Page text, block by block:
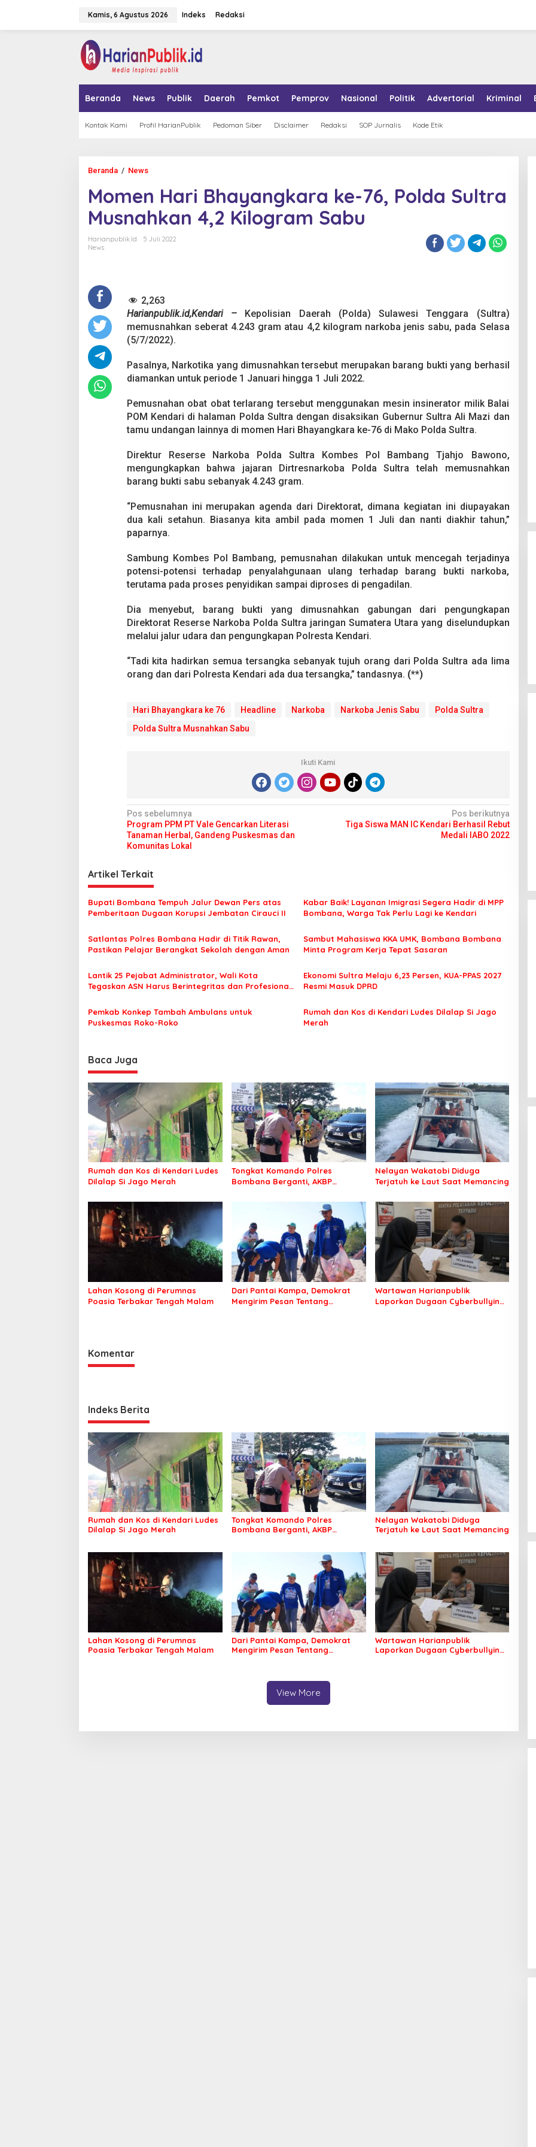
Kamis, 6 Agustus 2026 Indeks Redaksi
Beranda News Publik Daerah Pemkot Pemprov Nasional Politik Advertorial Kriminal
Kontak Kami Profil HarianPublik Pedoman Siber Disclaimer Redaksi SOP Jurnalis Kode Etik
Beranda / News
m
e
n
H
a
y
a
g
k
a
-
7
6
P
l
d
S
u
t
a
M
u
a
h
k
,
i
o
b
u
Momen Hari Bhayangkara ke-76, Polda Sultra
Musnahkan 4,2 Kilogram Sabu
Harianpublik.id
5 Juli 2022
News
2,263
Harianpublik.id,Kendari –
Kepolisian Daerah (Polda) Sulawesi Tenggara (Sultra)
memusnahkan seberat 4.243 gram atau 4,2 kilogram narkoba jenis sabu, pada Selasa
(5/7/2022).
Pasalnya, Narkotika yang dimusnahkan tersebut merupakan barang bukti yang berhasil
diamankan untuk periode 1 Januari hingga 1 Juli 2022.
Pemusnahan obat obat terlarang tersebut menggunakan mesin insinerator milik Balai
POM Kendari di halaman Polda Sultra dengan disaksikan Gubernur Sultra Ali Mazi dan
tamu undangan lainnya di momen Hari Bhayangkara ke-76 di Mako Polda Sultra.
Direktur Reserse Narkoba Polda Sultra Kombes Pol Bambang Tjahjo Bawono,
mengungkapkan bahwa jajaran Dirtresnarkoba Polda Sultra telah memusnahkan
barang bukti sabu sebanyak 4.243 gram.
“Pemusnahan ini merupakan agenda dari Direktorat, dimana kegiatan ini diupayakan
dua kali setahun. Biasanya kita ambil pada momen 1 Juli dan nanti diakhir tahun,”
paparnya.
Sambung Kombes Pol Bambang, pemusnahan dilakukan untuk mencegah terjadinya
potensi-potensi terhadap penyalahgunaan ulang terhadap barang bukti narkoba,
terutama pada proses penyidikan sampai diproses di pengadilan.
Dia menyebut, barang bukti yang dimusnahkan gabungan dari pengungkapan
Direktorat Reserse Narkoba Polda Sultra jaringan Sumatera Utara yang diselundupkan
melalui jalur udara dan pengungkapan Polresta Kendari.
“Tadi kita hadirkan semua tersangka sebanyak tujuh orang dari Polda Sultra ada lima
orang dan dari Polresta Kendari ada dua tersangka,” tandasnya. (**)
Hari Bhayangkara ke 76 Headline Narkoba Narkoba Jenis Sabu
Polda Sultra
Polda Sultra Musnahkan Sabu
Ikuti Kami
N
a
v
i
g
a
s
i
p
s
Pos sebelumnya
Program PPM PT Vale Gencarkan Literasi
Tanaman Herbal, Gandeng Puskesmas dan
Komunitas Lokal
Pos berikutnya
Tiga Siswa MAN IC Kendari Berhasil Rebut
Medali IABO 2022
Artikel Terkait
Bupati Bombana Tempuh Jalur Dewan Pers atas
Pemberitaan Dugaan Korupsi Jembatan Cirauci II
Kabar Baik! Layanan Imigrasi Segera Hadir di MPP
Bombana, Warga Tak Perlu Lagi ke Kendari
Satlantas Polres Bombana Hadir di Titik Rawan,
Pastikan Pelajar Berangkat Sekolah dengan Aman
Sambut Mahasiswa KKA UMK, Bombana Bombana
Minta Program Kerja Tepat Sasaran
Lantik 25 Pejabat Administrator, Wali Kota
Tegaskan ASN Harus Berintegritas dan Profesional
Ekonomi Sultra Melaju 6,23 Persen, KUA-PPAS 2027
Resmi Masuk DPRD
Pemkab Konkep Tambah Ambulans untuk
Puskesmas Roko-Roko
Rumah dan Kos di Kendari Ludes Dilalap Si Jago
Merah
Baca Juga
Rumah dan Kos di Kendari Ludes
Dilalap Si Jago Merah
Tongkat Komando Polres
Bombana Berganti, AKBP
Kepolisian Bombana
Nelayan Wakatobi Diduga
Terjatuh ke Laut Saat Memancing
Lahan Kosong di Perumnas
Poasia Terbakar Tengah Malam
Dari Pantai Kampa, Demokrat
Mengirim Pesan Tentang
Wartawan Harianpublik
Laporkan Dugaan Cyberbullying
Komentar
Indeks Berita
Rumah dan Kos di Kendari Ludes
Dilalap Si Jago Merah
Tongkat Komando Polres
Bombana Berganti, AKBP
Nelayan Wakatobi Diduga
Terjatuh ke Laut Saat Memancing
Lahan Kosong di Perumnas
Poasia Terbakar Tengah Malam
Dari Pantai Kampa, Demokrat
Mengirim Pesan Tentang
Wartawan Harianpublik
Laporkan Dugaan Cyberbullying
View More
Pesta Pernikahan Berakhir
Mencekam, Mahasiswa Ditikam
Miras